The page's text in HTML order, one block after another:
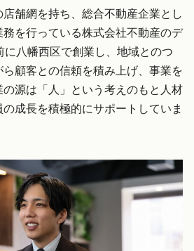
舗網を持ち、総合不動産企業とし
を行っている株式会社不動産のデ
に八幡西区で創業し、地域とのつ
顧客との信頼を積み上げ、事業を
源は「人」という考えのもと人材
成長を積極的にサポートしていま